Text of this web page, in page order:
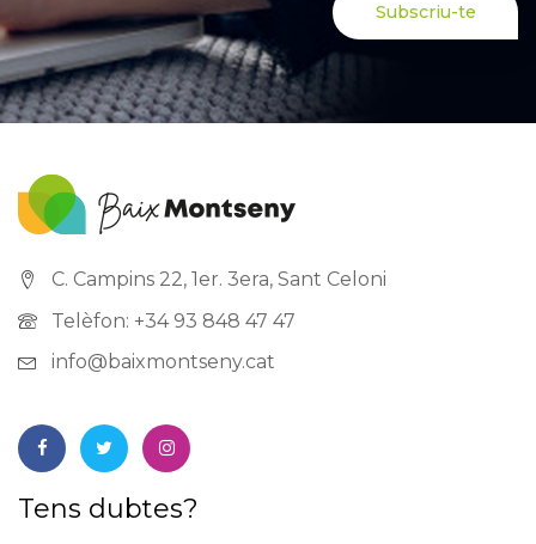
Subscriu-te
C. Campins 22, 1er. 3era, Sant Celoni
Telèfon: +34 93 848 47 47
info@baixmontseny.cat
Tens dubtes?